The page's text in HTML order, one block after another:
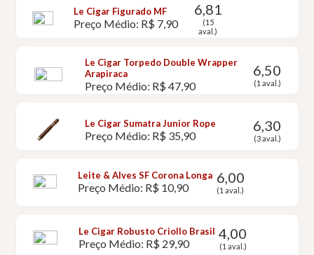
Le Cigar Figurado MF
Preço Médio: R$ 7,90
6,81
(15
aval.)
Le Cigar Torpedo Double Wrapper
Arapiraca
Preço Médio: R$ 47,90
6,50
(1 aval.)
Le Cigar Sumatra Junior Rope
Preço Médio: R$ 35,90
6,30
(3 aval.)
Leite & Alves SF Corona Longa
Preço Médio: R$ 10,90
6,00
(1 aval.)
Le Cigar Robusto Criollo Brasil
Preço Médio: R$ 29,90
4,00
(1 aval.)